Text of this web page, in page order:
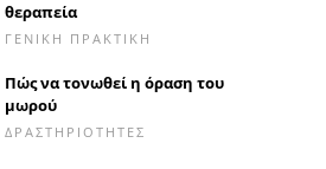
θεραπεία
ΓΕΝΙΚΉ ΠΡΑΚΤΙΚΉ
Πώς να τονωθεί η όραση του
μωρού
ΔΡΑΣΤΗΡΙΌΤΗΤΕΣ